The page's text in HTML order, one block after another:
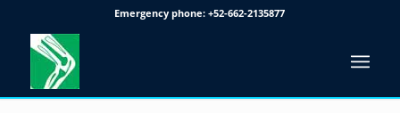
Emergency phone:+52-662-2135877